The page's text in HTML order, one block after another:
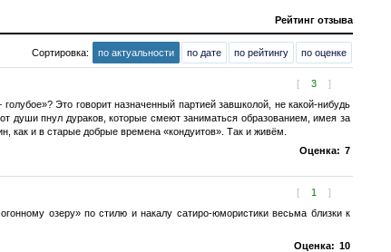
Рейтинг отзыва
Сортировка: по актуальности по дате по рейтингу по оценке
[ 3 ]
Это говорит назначенный партией завшколой, не какой-нибудь
души пнул дураков, которые смеют заниматься образованием, имея за
как и в старые добрые времена «кондуитов». Так и живём.
Оценка: 7
[ 1 ]
озеру» по стилю и накалу сатиро-юмористики весьма близки к
Оценка: 10